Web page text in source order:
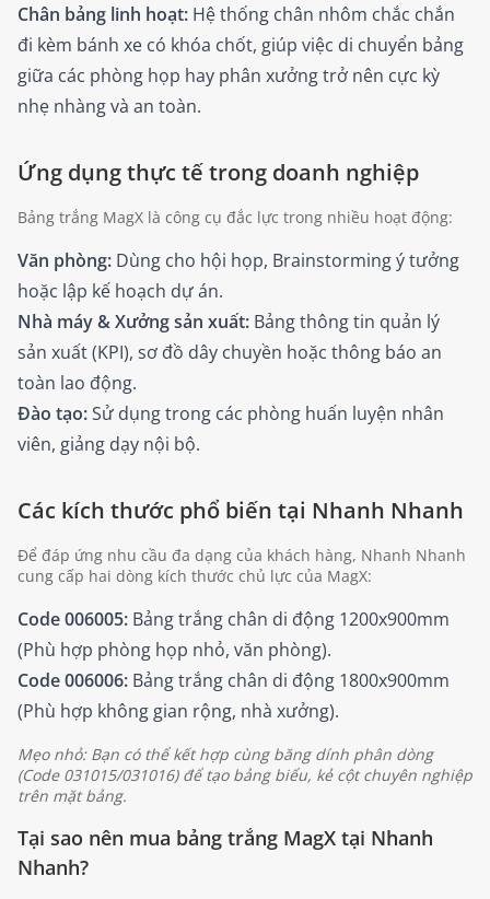
Chân bảng linh hoạt: Hệ thống chân nhôm chắc chắn
đi kèm bánh xe có khóa chốt, giúp việc di chuyển bảng
giữa các phòng họp hay phân xưởng trở nên cực kỳ
nhẹ nhàng và an toàn.
Ứng dụng thực tế trong doanh nghiệp
Bảng trắng MagX là công cụ đắc lực trong nhiều hoạt động:
Văn phòng: Dùng cho hội họp, Brainstorming ý tưởng
hoặc lập kế hoạch dự án.
Nhà máy & Xưởng sản xuất: Bảng thông tin quản lý
sản xuất (KPI), sơ đồ dây chuyền hoặc thông báo an
toàn lao động.
Đào tạo:Sử dụng trong các phòng huấn luyện nhân
viên, giảng dạy nội bộ.
Các kích thước phổ biến tại Nhanh Nhanh
Để đáp ứng nhu cầu đa dạng của khách hàng, Nhanh Nhanh
cung cấp hai dòng kích thước chủ lực của MagX:
Code 006005: Bảng trắng chân di động 1200x900mm
(Phù hợp phòng họp nhỏ, văn phòng).
Code 006006: Bảng trắng chân di động 1800x900mm
(Phù hợp không gian rộng, nhà xưởng).
Mẹo nhỏ: Bạn có thể kết hợp cùng băng dính phân dòng
(Code 031015/031016) để tạo bảng biểu, kẻ cột chuyên nghiệp
trên mặt bảng.
Tại sao nên mua bảng trắng MagX tại Nhanh
Nhanh?